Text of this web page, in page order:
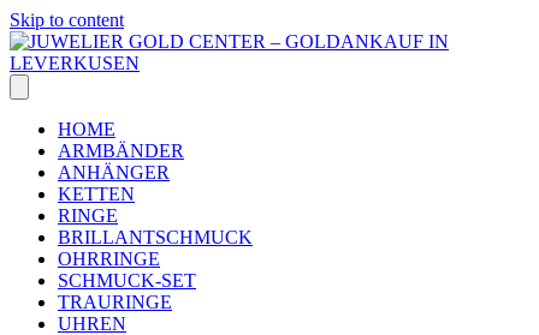
Skip to content
HOME
ARMBÄNDER
ANHÄNGER
KETTEN
RINGE
BRILLANTSCHMUCK
OHRRINGE
SCHMUCK-SET
TRAURINGE
UHREN